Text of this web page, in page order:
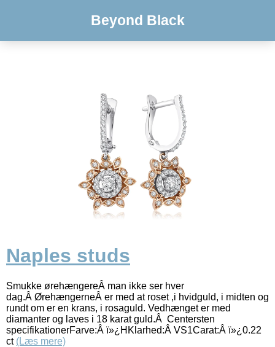
Beyond Black
Naples studs
Smukke ørehængereÂ man ikke ser hver
dag.Â ØrehængerneÂ er med at roset ,i hvidguld, i midten og
rundt om er en krans, i rosaguld. Vedhænget er med
diamanter og laves i 18 karat guld.Â Centersten
specifikationerFarve:Â ï»¿HKlarhed:Â VS1Carat:Â ï»¿0.22
ct (Læs mere)